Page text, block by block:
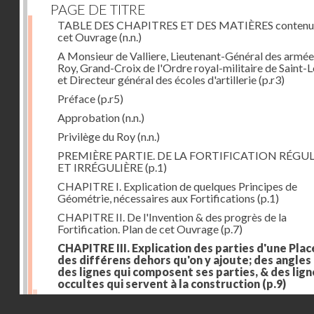
PAGE DE TITRE
TABLE DES CHAPITRES ET DES MATIÈRES
cet Ouvrage(n.n.)
A Monsieur de Valliere, Lieutenant-Général des
Roy, Grand-Croix de l'Ordre royal-militaire de Saint-
et Directeur général des écoles d'artillerie(p.r3)
Préface(p.r5)
Approbation(n.n.)
Privilège du Roy(n.n.)
PREMIÈRE PARTIE. DE LA FORTIFICATION
ET IRRÉGULIÈRE(p.1)
CHAPITRE I. Explication de quelques Principes de
Géométrie, nécessaires aux Fortifications (p.1)
CHAPITRE II. De l'Invention & des progrès de la
Fortification. Plan de cet Ouvrage(p.7)
CHAPITRE III. Explication des parties d'une
des différens dehors qu'on y ajoute; des angles
des lignes qui composent ses parties, & des
occultes qui servent à la construction (p.9)
Des lignes & des angles qui composent les parties